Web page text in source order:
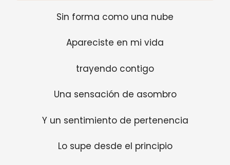
Sin forma como una nube
Apareciste en mi vida
trayendo contigo
Una sensación de asombro
Y un sentimiento de pertenencia
Lo supe desde el principio